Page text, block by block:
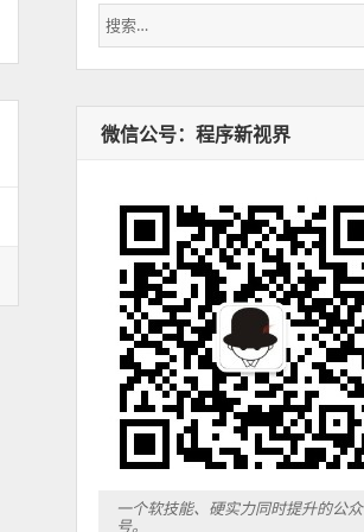
搜
索：
微信公号：程序新视界
一个软技能、硬实力同时提升的公众
号。